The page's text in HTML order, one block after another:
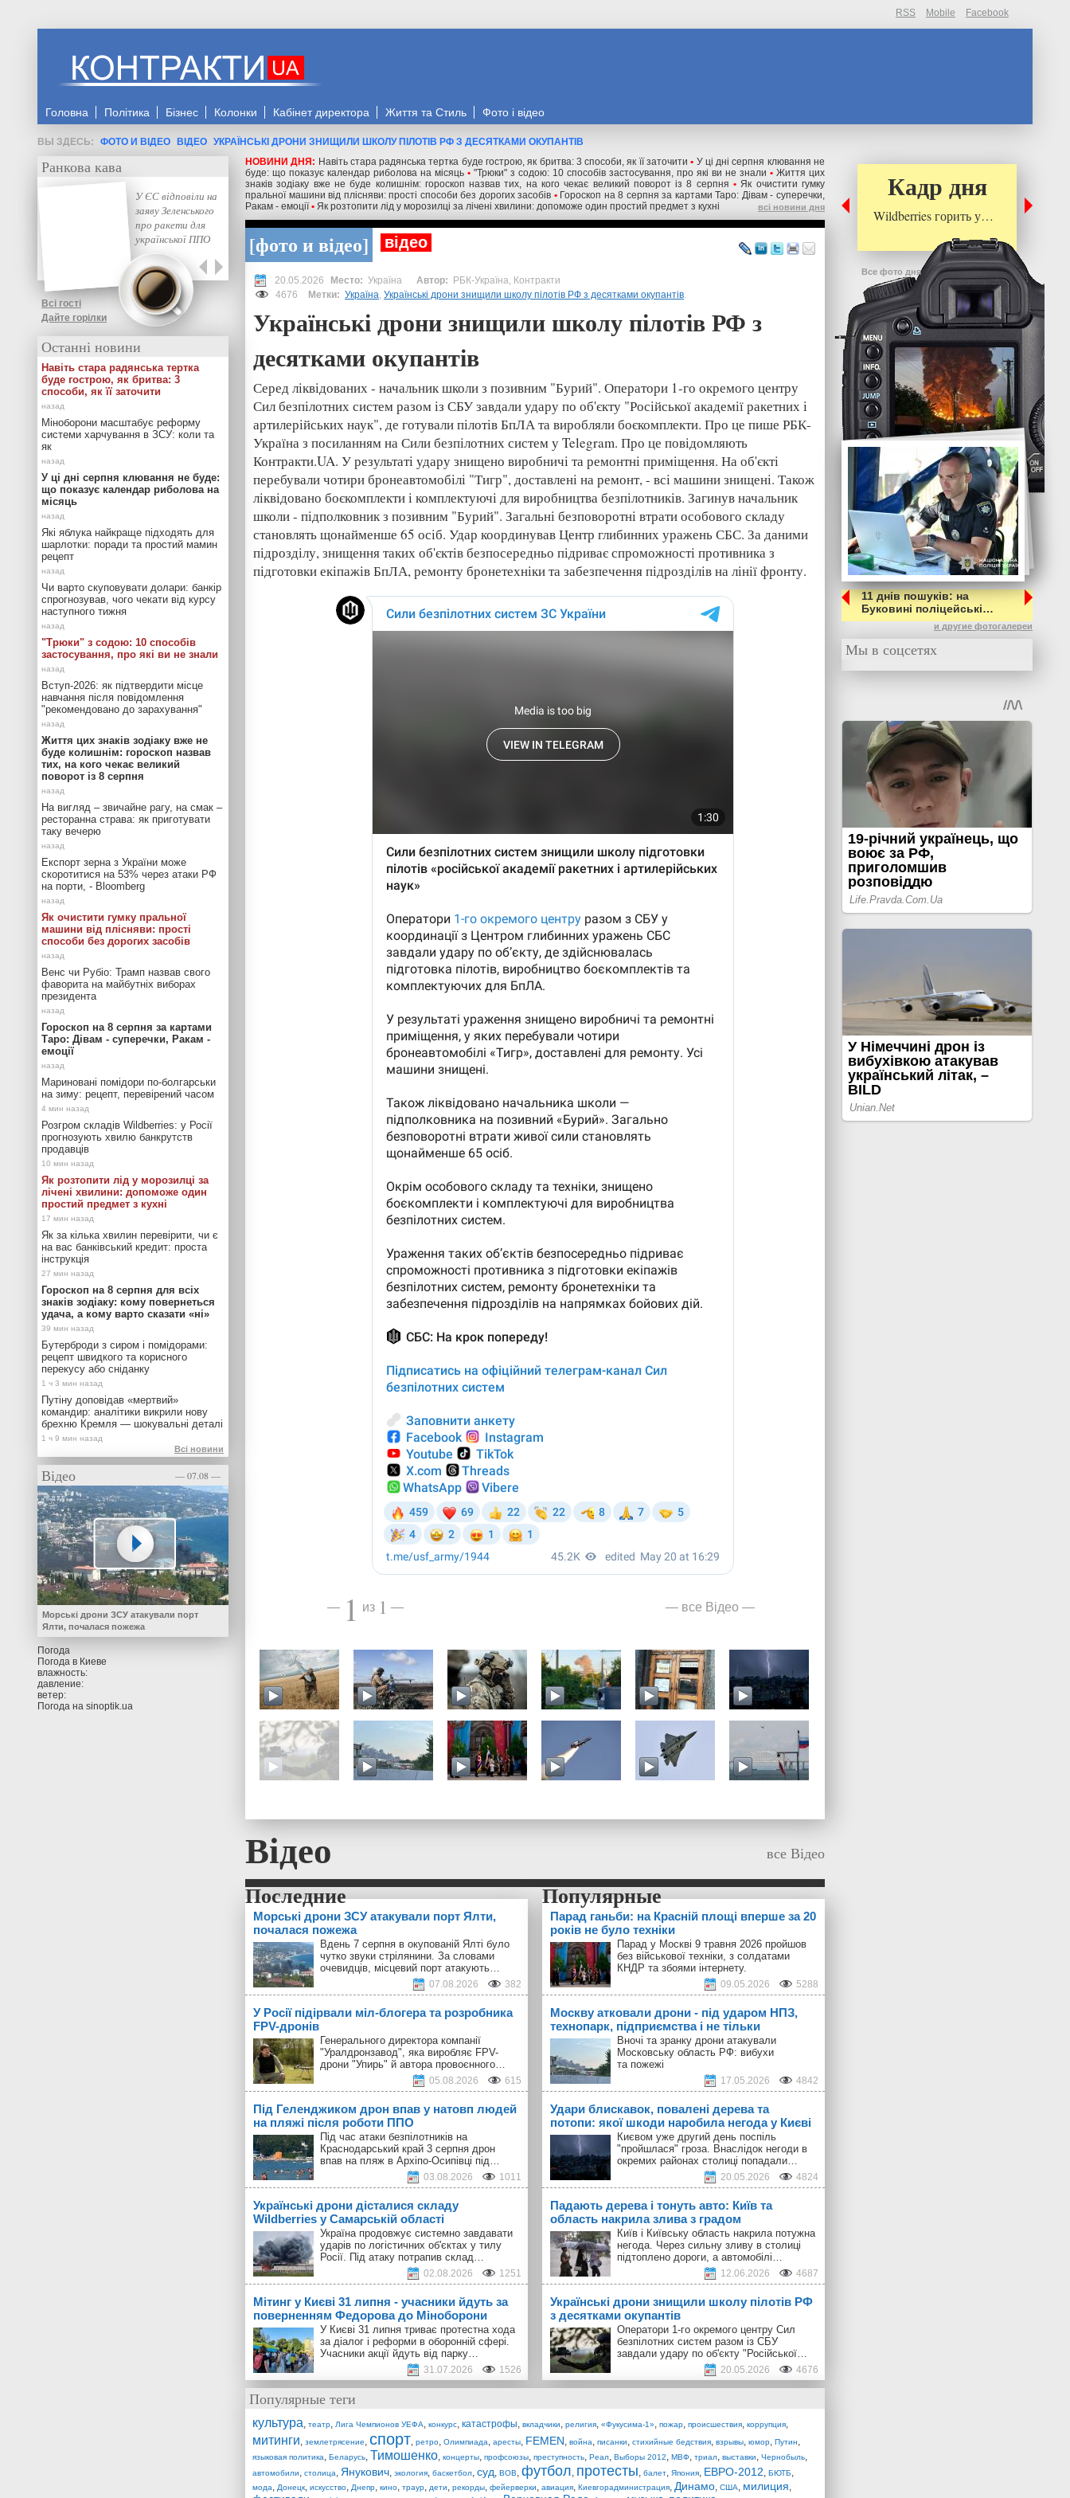
RSS Mobile Facebook
Головна Політика Бізнес Колонки Кабінет директора Життя та Стиль Фото і відео
ФОТО И ВІДЕО ВІДЕО УКРАЇНСЬКІ ДРОНИ ЗНИЩИЛИ ШКОЛУ ПІЛОТІВ РФ З ДЕСЯТКАМИ ОКУПАНТІВ
НОВИНИ ДНЯ: Навіть стара радянська тертка буде гострою, як бритва: 3 способи, як її заточити • У ці дні серпня клювання не
буде: що показує календар риболова на місяць • "Трюки" з содою: 10 способів застосування, про які ви не знали • Життя цих
знаків зодіаку вже не буде колишнім: гороскоп назвав тих, на кого чекає великий поворот із 8 серпня • Як очистити гумку
пральної машини від плісняви: прості способи без дорогих засобів • Гороскоп на 8 серпня за картами Таро: Дівам - суперечки,
Ракам - емоції • Як розтопити лід у морозилці за лічені хвилини: допоможе один простий предмет з кухні всі новини дня
фото и відео відео
20.05.2026 Україна
РБК-Україна, Контракти
4676
Метки: Україна, Українські дрони знищили школу пілотів РФ з десятками окупантів.
Українські дрони знищили школу пілотів РФ з
десятками окупантів
Серед ліквідованих - начальник школи з позивним "Бурий". Оператори 1-го окремого центру
Сил безпілотних систем разом із СБУ завдали удару по об'єкту "Російської академії ракетних і
артилерійських наук", де готували пілотів БпЛА та виробляли боєкомплекти. Про це пише РБК-
Україна з посиланням на Сили безпілотних систем у Telegram. Про це повідомляють
Контракти.UA. У результаті удару знищено виробничі та ремонтні приміщення. На об'єкті
перебували чотири бронеавтомобілі "Тигр", доставлені на ремонт, - всі машини знищені. Також
ліквідовано боєкомплекти і комплектуючі для виробництва безпілотників. Загинув начальник
школи - підполковник з позивним "Бурий". Загальні безповоротні втрати особового складу
становлять щонайменше 65 осіб. Удар координував Центр глибинних уражень СБС. За даними
підрозділу, знищення таких об'єктів безпосередньо підриває спроможності противника з
підготовки екіпажів БпЛА, ремонту бронетехніки та забезпечення підрозділів на лінії фронту.
— 1 из 1 — — все Відео —
Відео все Відео
Морські дрони ЗСУ атакували порт Ялти,
почалася пожежа
Вдень 7 серпня в окупованій Ялті було
чутко звуки стрілянини. За словами
очевидців, місцевий порт атакують…
07.08.2026 382
У Росії підірвали міл-блогера та розробника
FPV-дронів
Генерального директора компанії
"Уралдронзавод", яка виробляє FPV-
дрони "Упирь" й автора провоєнного…
05.08.2026 615
Під Геленджиком дрон впав у натовп людей
на пляжі після роботи ППО
Під час атаки безпілотників на
Краснодарський край 3 серпня дрон
впав на пляж в Архіпо-Осипівці під…
03.08.2026 1011
Українські дрони дісталися складу
Wildberries у Самарській області
Україна продовжує системно завдавати
ударів по логістичних об'єктах у тилу
Росії. Під атаку потрапив склад…
02.08.2026 1251
Мітинг у Києві 31 липня - учасники йдуть за
поверненням Федорова до Міноборони
У Києві 31 липня триває протестна хода
за діалог і реформи в оборонній сфері.
Учасники акції йдуть від парку…
31.07.2026 1526
Парад ганьби: на Красній площі вперше за 20
років не було техніки
Парад у Москві 9 травня 2026 пройшов
без військової техніки, з солдатами
КНДР та збоями інтернету.
09.05.2026 5288
Москву атковали дрони - під ударом НПЗ,
технопарк, підприємства і не тільки
Вночі та зранку дрони атакували
Московську область РФ: вибухи
та пожежі
17.05.2026 4842
Удари блискавок, повалені дерева та
потопи: якої шкоди наробила негода у Києві
Києвом уже другий день поспіль
"пройшлася" гроза. Внаслідок негоди в
окремих районах столиці попадали…
20.05.2026 4824
Падають дерева і тонуть авто: Київ та
область накрила злива з градом
Київ і Київську область накрила потужна
негода. Через сильну зливу в столиці
підтоплено дороги, а автомобілі…
12.06.2026 4687
Українські дрони знищили школу пілотів РФ
з десятками окупантів
Оператори 1-го окремого центру Сил
безпілотних систем разом із СБУ
завдали удару по об'єкту "Російської…
20.05.2026 4676
Популярные теги
культура, театр, Лига Чемпионов УЕФА, конкурс, катастрофы, вкладчики, религия, «Фукусима-1», пожар, происшествия, коррупция,
митинги, землетрясение, спорт, ретро, Олимпиада, аресты, FEMEN, война, писанки, стихийные бедствия, взрывы, юмор, Путин,
языковая политика, Беларусь, Тимошенко, концерты, профсоюзы, преступность, Реал, Выборы 2012, МВФ, триал, выставки, Чернобыль,
автомобили, столица, Янукович, экология, баскетбол, суд, ВОВ, футбол, протесты, балет, Япония, ЕВРО-2012, БЮТБ,
мода, Донецк, искусство, Днепр, кино, траур, дети, рекорды, фейерверки, авиация, Киевгорадминистрация, Динамо, США, милиция,
Ранкова кава
У ЄС відповіли на
заяву Зеленського
про ракети для
української ППО
Всі гості
Дайте горілки
Останні новини
Навіть стара радянська тертка
буде гострою, як бритва: 3
способи, як її заточити
Міноборони масштабує реформу
системи харчування в ЗСУ: коли та
як
У ці дні серпня клювання не буде:
що показує календар риболова на
місяць
Які яблука найкраще підходять для
шарлотки: поради та простий мамин
рецепт
Чи варто скуповувати долари: банкір
спрогнозував, чого чекати від курсу
наступного тижня
"Трюки" з содою: 10 способів
застосування, про які ви не знали
Вступ-2026: як підтвердити місце
навчання після повідомлення
"рекомендовано до зарахування"
Життя цих знаків зодіаку вже не
буде колишнім: гороскоп назвав
тих, на кого чекає великий
поворот із 8 серпня
На вигляд – звичайне рагу, на смак –
ресторанна страва: як приготувати
таку вечерю
Експорт зерна з України може
скоротитися на 53% через атаки РФ
на порти, - Bloomberg
Як очистити гумку пральної
машини від плісняви: прості
способи без дорогих засобів
Венс чи Рубіо: Трамп назвав свого
фаворита на майбутніх виборах
президента
Гороскоп на 8 серпня за картами
Таро: Дівам - суперечки, Ракам -
емоції
Мариновані помідори по-болгарськи
на зиму: рецепт, перевірений часом
Розгром складів Wildberries: у Росії
прогнозують хвилю банкрутств
продавців
Як розтопити лід у морозилці за
лічені хвилини: допоможе один
простий предмет з кухні
Як за кілька хвилин перевірити, чи є
на вас банківський кредит: проста
інструкція
Гороскоп на 8 серпня для всіх
знаків зодіаку: кому повернеться
удача, а кому варто сказати «ні»
Бутерброди з сиром і помідорами:
рецепт швидкого та корисного
перекусу або сніданку
Путіну доповідав «мертвий»
командир: аналітики викрили нову
брехню Кремля — шокувальні деталі
Всі новини
Відео — 07.08 —
Морські дрони ЗСУ атакували порт
Ялти, почалася пожежа
Погода
Погода в Киеве
влажность:
давление:
ветер:
Погода на sinoptik.ua
Кадр дня
Wildberries горить у…
Все фото дня
11 днів пошуків: на
Буковині поліцейські…
и другие фотогалереи
Мы в соцсетях